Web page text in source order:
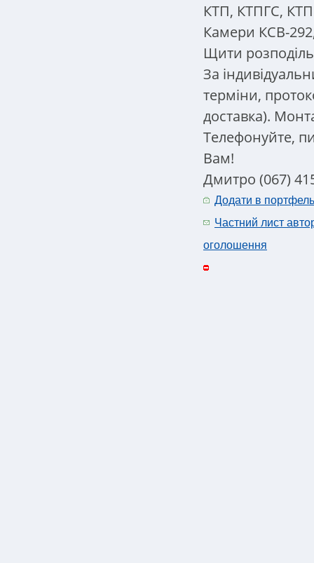
КТП, КТПГС,
Камери КСВ-
Щити
За
терміни,
доставка).
Телефонуйте,
Вам!
Дмитро (067)
Додати в портфель
Частний лист
оголошення